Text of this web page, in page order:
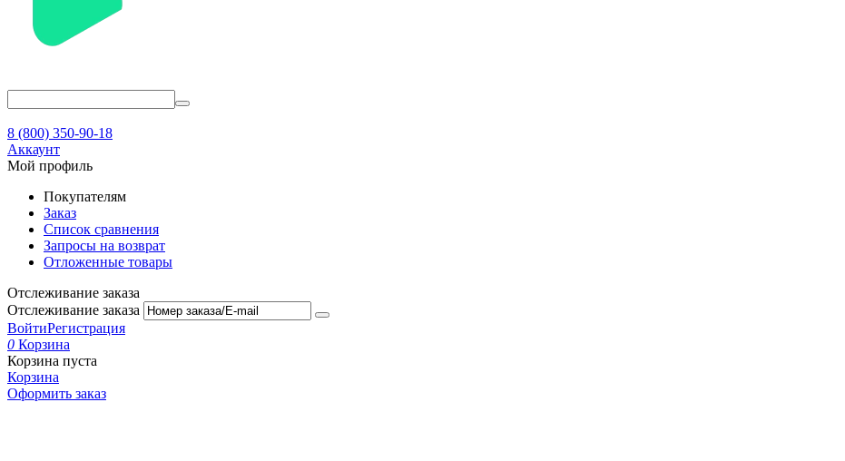
8 (800) 350-90-18
Аккаунт
Мой профиль
Покупателям
Заказ
Список сравнения
Запросы на возврат
Отложенные товары
Отслеживание заказа
Отслеживание заказа
ВойтиРегистрация
0 Корзина
Корзина пуста
Корзина
Оформить заказ